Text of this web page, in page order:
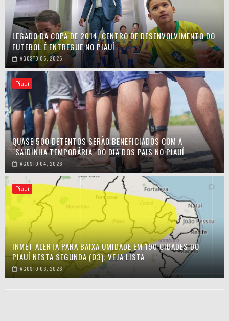
LEGADO DA COPA DE 2014, CENTRO DE DESENVOLVIMENTO DO
FUTEBOL É ENTREGUE NO PIAUÍ
AGOSTO 06, 2026
Piauí
QUASE 500 DETENTOS SERÃO BENEFICIADOS COM A
"SAIDINHA TEMPORÁRIA" DO DIA DOS PAIS NO PIAUÍ
AGOSTO 04, 2026
Piauí
INMET ALERTA PARA BAIXA UMIDADE EM 190 CIDADES DO
PIAUÍ NESTA SEGUNDA (03); VEJA LISTA
AGOSTO 03, 2026